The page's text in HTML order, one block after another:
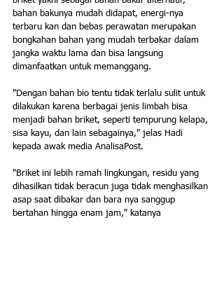
bahan bakunya mudah didapat, energi-nya
terbaru kan dan bebas perawatan merupakan
bongkahan bahan yang mudah terbakar dalam
jangka waktu lama dan bisa langsung
dimanfaatkan untuk memanggang.
"Dengan bahan bio tentu tidak terlalu sulit untuk
dilakukan karena berbagai jenis limbah bisa
menjadi bahan briket, seperti tempurung kelapa,
sisa kayu, dan lain sebagainya," jelas Hadi
kepada awak media AnalisaPost.
"Briket ini lebih ramah lingkungan, residu yang
dihasilkan tidak beracun juga tidak menghasilkan
asap saat dibakar dan bara nya sanggup
bertahan hingga enam jam," katanya